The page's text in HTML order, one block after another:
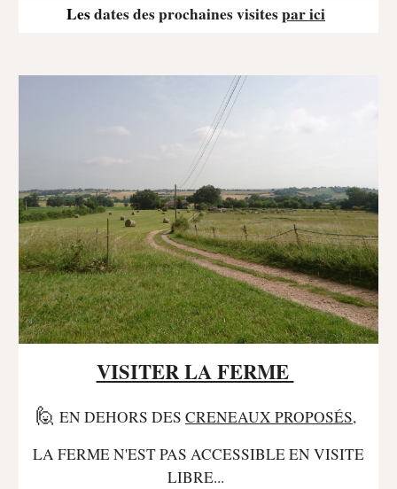
Lesdates des prochaines visitespar ici
VISITER LA FERME
🙋 EN DEHORS DES CRENEAUX PROPOSÉS,
LA FERME N'EST PAS ACCESSIBLE EN VISITE
LIBRE...